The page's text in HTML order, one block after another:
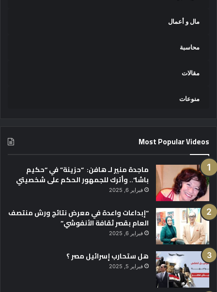
مال و أعمال
محاسبة
مقالات
منوعات
Most Popular Videos
ماجدة منير لـ هافن: “حزينة” في “حكيم
باشا”.. وأترك للجمهور الحكم على شخصيتي
فبراير 6, 2025
“إبداعات واعدة في معرض نتائج ورش منتصف
العام بقصر ثقافة الأنفوشي”
فبراير 6, 2025
هل ستحارب إسرائيل مصر ؟
فبراير 5, 2025